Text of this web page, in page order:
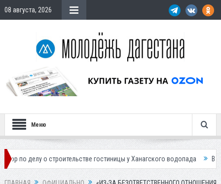
08 августа, 2026
Меню
о строительстве гостиницы у Ханагского водопада Власти